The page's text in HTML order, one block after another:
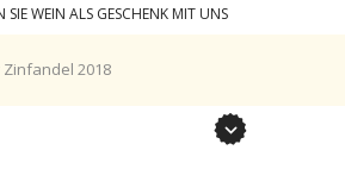
SIE WEIN ALS GESCHENK MIT UNS
2018